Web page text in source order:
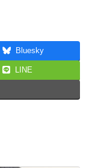
Bluesky
LINE